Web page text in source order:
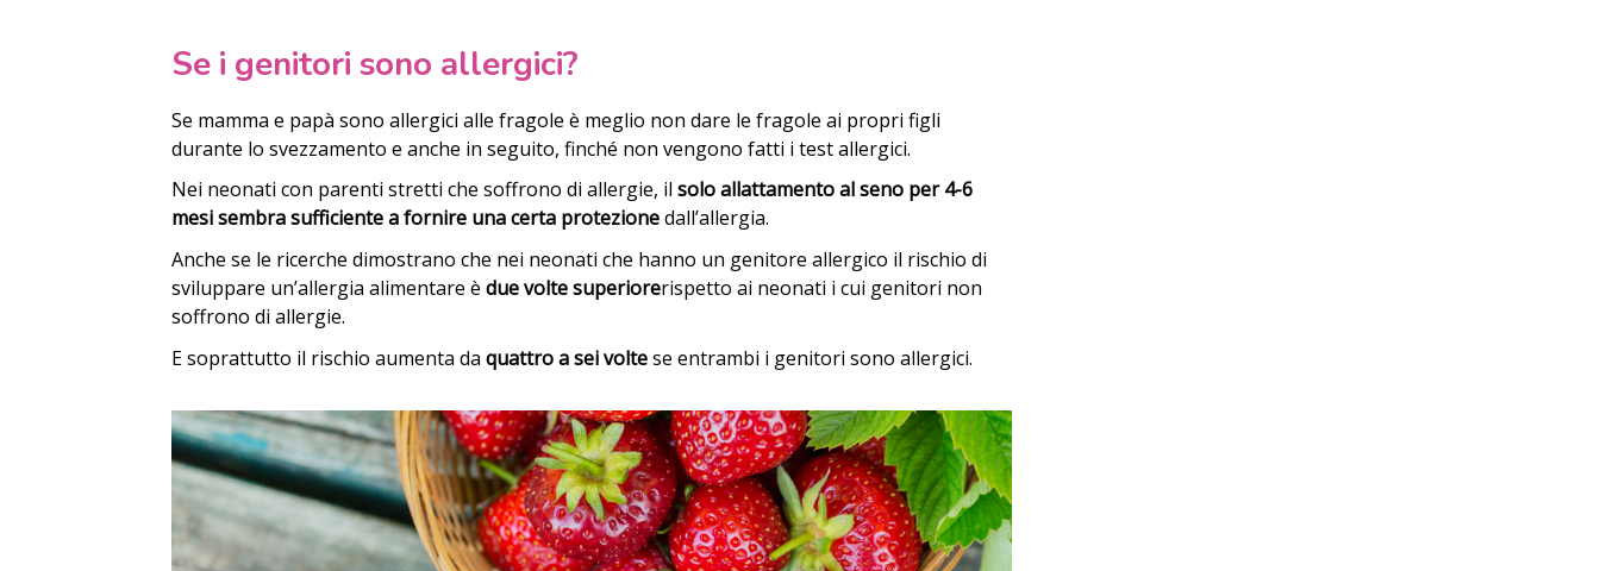
Se i genitori sono allergici?
Se mamma e papà sono allergici alle fragole è meglio non dare le fragole ai propri figli
durante lo svezzamento e anche in seguito, finché non vengono fatti i test allergici.
Nei neonati con parenti stretti che soffrono di allergie, ilsolo allattamento al seno per 4-6
mesi sembra sufficiente a fornire una certa protezionedall’allergia.
Anche se le ricerche dimostrano che nei neonati che hanno un genitore allergico il rischio di
sviluppare un’allergia alimentare è due volte superiorerispetto ai neonati i cui genitori non
soffrono di allergie.
E soprattutto il rischio aumenta daquattro a sei voltese entrambi i genitori sono allergici.